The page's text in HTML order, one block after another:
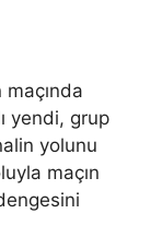
yendi, grup
yolunu
maçın